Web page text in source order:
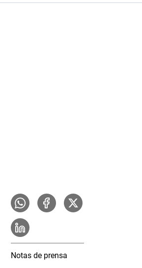
Notas de prensa